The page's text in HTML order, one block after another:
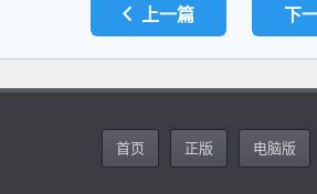
上一篇 下
首页 正版 电脑版